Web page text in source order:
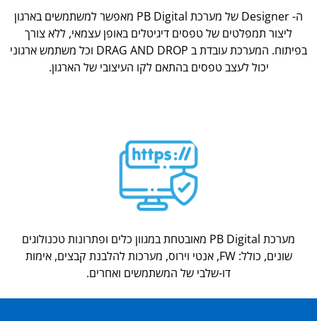
ה- Designer של מערכת PB Digital מאפשר למשתמשים בארגון
ליצור תמפלטים של טפסים דיגיטלים באופן עצמאי, ללא צורך
בפיתוח. המערכת עובדת ב DRAG AND DROP וכל משתמש ארגוני
יכול לעצב טפסים בהתאם לקו העיצובי של הארגון.
מערכת PB Digital מאובטחת במגוון כלים ופתרונות טכנולוגים
שונים, כולל: FW, אנטי וירוס, מערכות להלבנת קבצים, אימות
דו-שלבי של המשתמשים ואחרים.